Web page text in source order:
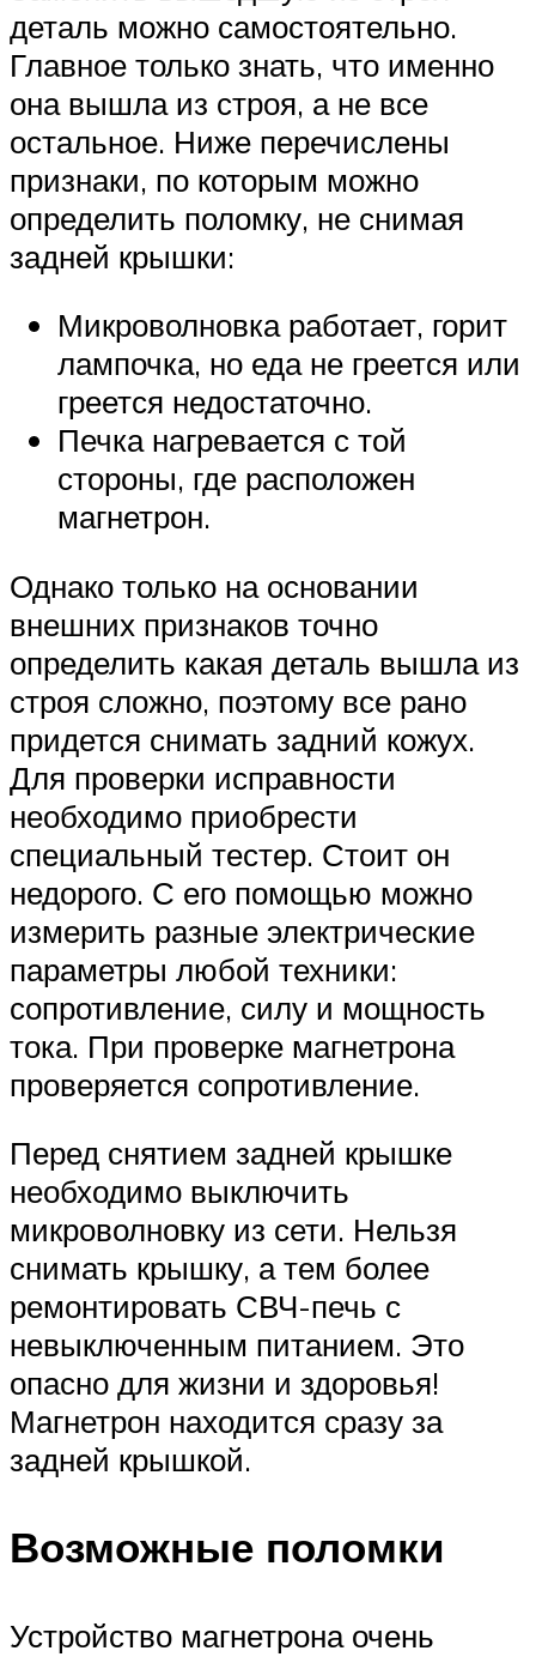
деталь можно самостоятельно.
Главное только знать, что именно
она вышла из строя, а не все
остальное. Ниже перечислены
признаки, по которым можно
определить поломку, не снимая
задней крышки:
Микроволновка работает, горит
лампочка, но еда не греется или
греется недостаточно.
Печка нагревается с той
стороны, где расположен
магнетрон.
Однако только на основании
внешних признаков точно
определить какая деталь вышла из
строя сложно, поэтому все рано
придется снимать задний кожух.
Для проверки исправности
необходимо приобрести
специальный тестер. Стоит он
недорого. С его помощью можно
измерить разные электрические
параметры любой техники:
сопротивление, силу и мощность
тока. При проверке магнетрона
проверяется сопротивление.
Перед снятием задней крышке
необходимо выключить
микроволновку из сети. Нельзя
снимать крышку, а тем более
ремонтировать СВЧ-печь с
невыключенным питанием. Это
опасно для жизни и здоровья!
Магнетрон находится сразу за
задней крышкой.
Возможные поломки
Устройство магнетрона очень